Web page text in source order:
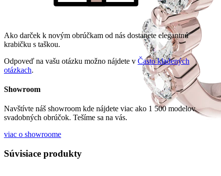
Ako darček k novým obrúčkam od nás dostanete elegantnú
krabičku s taškou.
Odpoveď na vašu otázku možno nájdete v Často kladených
otázkach.
Showroom
Navštívte náš showroom kde nájdete viac ako 1 500 modelov
svadobných obrúčok. Tešíme sa na vás.
viac o showroome
Súvisiace produkty